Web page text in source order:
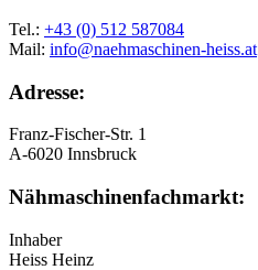
Tel.: +43 (0) 512 587084
Mail: info@naehmaschinen-heiss.at
Adresse:
Franz-Fischer-Str. 1
A-6020 Innsbruck
Nähmaschinenfachmarkt:
Inhaber
Heiss Heinz